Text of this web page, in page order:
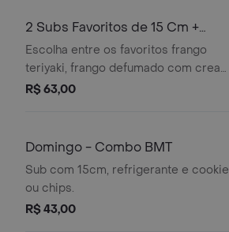
2 Subs Favoritos de 15 Cm +
Bebida
Escolha entre os favoritos frango
teriyaki, frango defumado com cream
cheese e BMT. Acompanha 1 bebida.
R$ 63,00
Domingo - Combo BMT
Sub com 15cm, refrigerante e cookie
ou chips.
R$ 43,00